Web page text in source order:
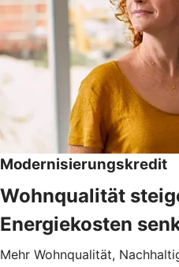
Modernisierungskredit
Wohnqualität
Energiekosten
Mehr Wohnqualität,